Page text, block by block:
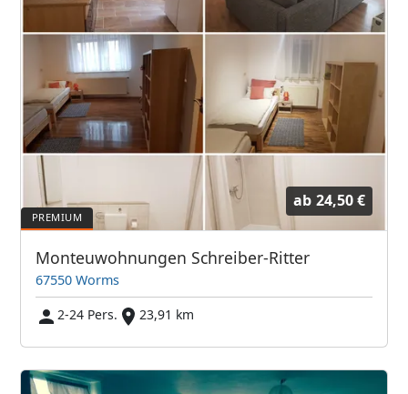
ab 24,50 €
Monteuwohnungen Schreiber-Ritter
67550 Worms
2-24 Pers.
23,91 km